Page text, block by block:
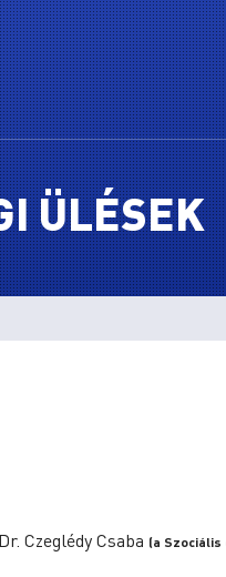
ÜLÉSEK
Dr. Czeglédy Csaba (a